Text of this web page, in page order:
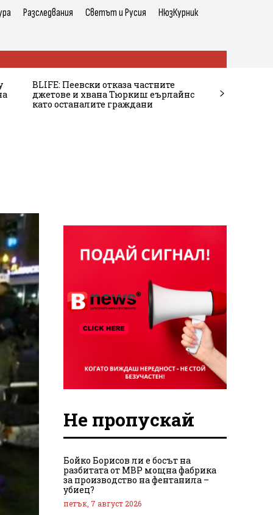
Разследвания Светът и Русия НюзКурник
BLIFE: Пеевски отказа частните
джетове и хвана Тюркиш еърлайнс
като останалите граждани
Не пропускай
Бойко Борисов ли е босът на
разбитата от МВР мощна фабрика
за производство на фентанила –
убиец?
петък, 7 август 2026